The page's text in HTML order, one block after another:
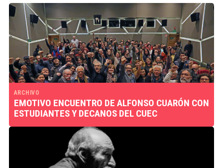
ARCHIVO
EMOTIVO ENCUENTRO DE ALFONSO CUARÓN CON
ESTUDIANTES Y DECANOS DEL CUEC